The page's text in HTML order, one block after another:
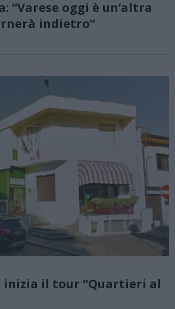
“Varese oggi è un’altra
indietro”
inizia il tour “Quartieri al